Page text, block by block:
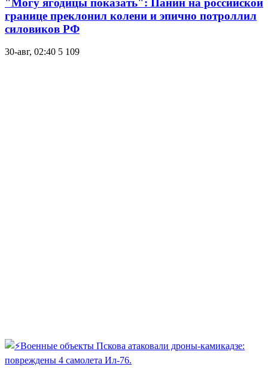
границе преклонил колени и эпично потроллил
силовиков РФ
30-авг, 02:40 5 109